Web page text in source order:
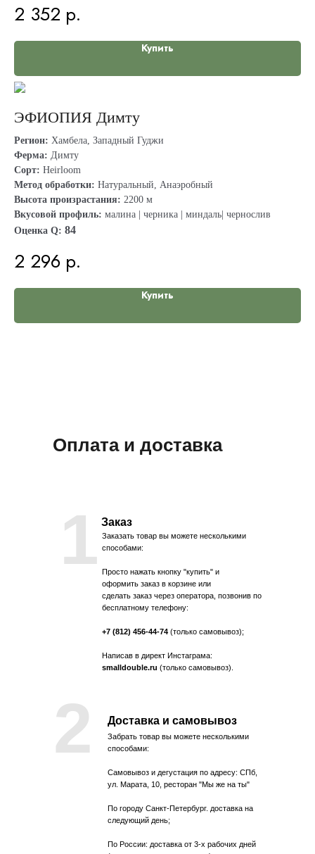
2 352 р.
Купить
ЭФИОПИЯ Димту
Регион: Хамбела, Западный Гуджи
Ферма: Димту
Сорт: Heirloom
Метод обработки: Натуральный, Анаэробный
Высота произрастания: 2200 м
Вкусовой профиль: малина | черника | миндаль| чернослив
Оценка Q: 84
2 296 р.
Купить
Оплата и доставка
1 Заказ
2 Доставка и самовывоз
Заказать товар вы можете несколькими
способами:
Просто нажать кнопку "купить" и
оформить заказ в корзине или
сделать заказ через оператора, позвонив по
бесплатному телефону:
+7 (812) 456-44-74 (только самовывоз);
Написав в директ Инстаграма:
smalldouble.ru (только самовывоз).
Забрать товар вы можете несколькими
способами:
Самовывоз и дегустация по адресу: СПб,
ул. Марата, 10, ресторан "Мы же на ты"
По городу Санкт-Петербург. доставка на
следующий день;
По России: доставка от 3-х рабочих дней